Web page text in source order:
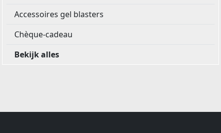
Accessoires gel blasters
Chèque-cadeau
Bekijk alles